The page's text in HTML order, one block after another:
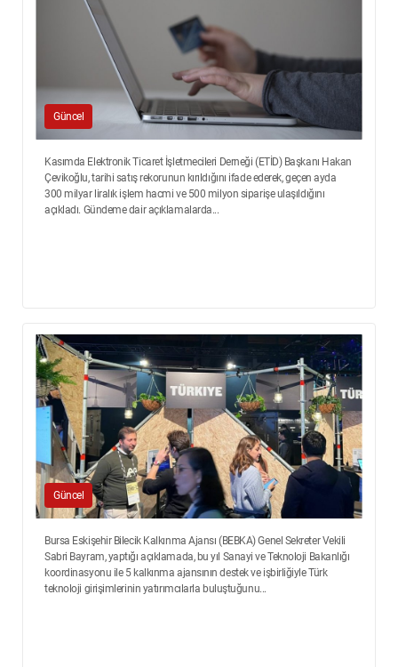
Güncel
Kasımda Elektronik Ticaret İşletmecileri Derneği (ETİD) Başkanı Hakan
Çevikoğlu, tarihi satış rekorunun kırıldığını ifade ederek, geçen ayda
300 milyar liralık işlem hacmi ve 500 milyon siparişe ulaşıldığını
açıkladı. Gündeme dair açıklamalarda...
Güncel
Bursa Eskişehir Bilecik Kalkınma Ajansı (BEBKA) Genel Sekreter Vekili
Sabri Bayram, yaptığı açıklamada, bu yıl Sanayi ve Teknoloji Bakanlığı
koordinasyonu ile 5 kalkınma ajansının destek ve işbirliğiyle Türk
teknoloji girişimlerinin yatırımcılarla buluştuğunu...